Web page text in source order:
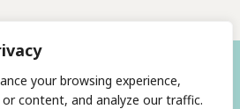
your browsing experience,
content, and analyze our traffic.